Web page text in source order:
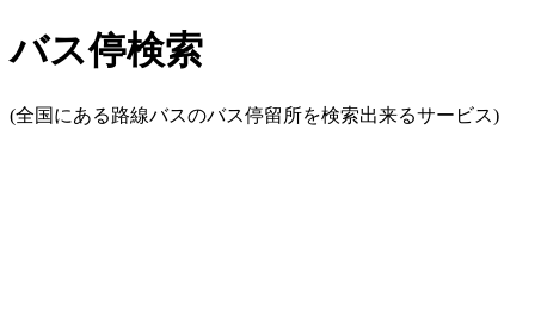
バス停検索
(全国にある路線バスのバス停留所を検索出来るサービス)